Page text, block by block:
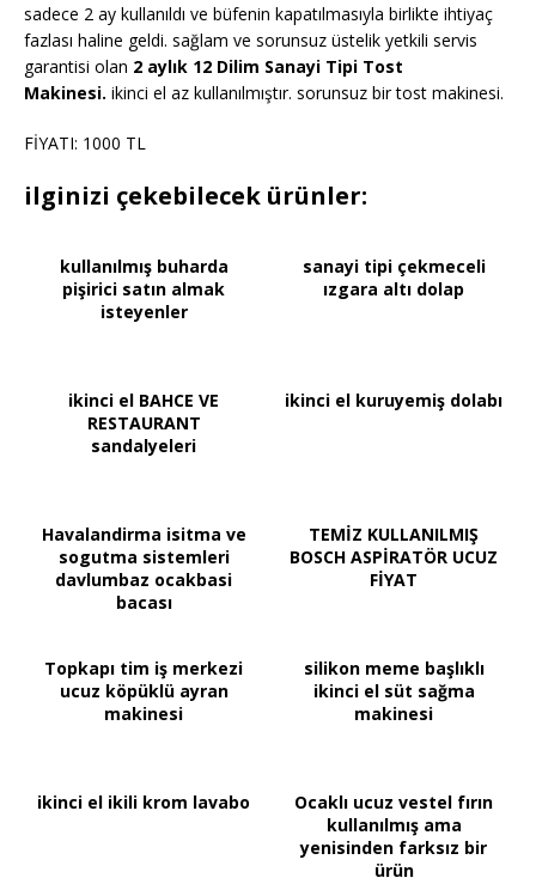
sadece 2 ay kullanıldı ve büfenin kapatılmasıyla birlikte ihtiyaç
fazlası haline geldi. sağlam ve sorunsuz üstelik yetkili servis
garantisi olan 2 aylık 12 Dilim Sanayi Tipi Tost
Makinesi. ikinci el az kullanılmıştır. sorunsuz bir tost makinesi.
FİYATI: 1000 TL
ilginizi çekebilecek ürünler:
kullanılmış buharda
pişirici satın almak
isteyenler
sanayi tipi çekmeceli
ızgara altı dolap
ikinci el BAHCE VE
RESTAURANT
sandalyeleri
ikinci el kuruyemiş dolabı
Havalandirma isitma ve
sogutma sistemleri
davlumbaz ocakbasi
bacası
TEMİZ KULLANILMIŞ
BOSCH ASPİRATÖR UCUZ
FİYAT
Topkapı tim iş merkezi
ucuz köpüklü ayran
makinesi
silikon meme başlıklı
ikinci el süt sağma
makinesi
ikinci el ikili krom lavabo
Ocaklı ucuz vestel fırın
kullanılmış ama
yenisinden farksız bir
ürün